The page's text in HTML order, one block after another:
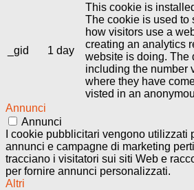
_gid 1 day
This cookie is
The cookie is used to
how visitors use a
creating an analytics
website is doing. The
including the number
where they have
visted in an
Annunci
Annunci
I cookie pubblicitari vengono utilizzati
annunci e campagne di marketing
tracciano i visitatori sui siti Web e
per fornire annunci personalizzati.
Altri